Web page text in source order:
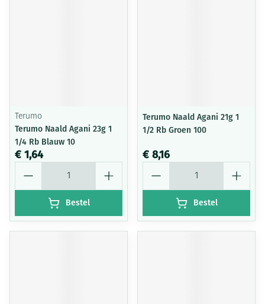
Terumo
Terumo Naald Agani 23g 1
1/4 Rb Blauw 10
€ 1,64
Bestel
Terumo Naald Agani 21g 1
1/2 Rb Groen 100
€ 8,16
Bestel